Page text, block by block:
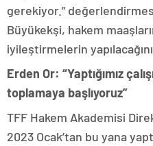
gerekiyor.”
Büyükekşi, hakem
iyileştirmelerin
Erden Or: “Yaptığımız
toplamaya başlıyoruz”
TFF Hakem Akademisi
2023 Ocak’tan bu yana